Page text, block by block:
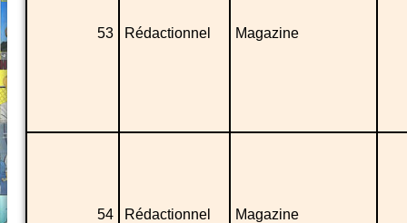
53 Rédactionnel Magazine
54 Rédactionnel Magazine